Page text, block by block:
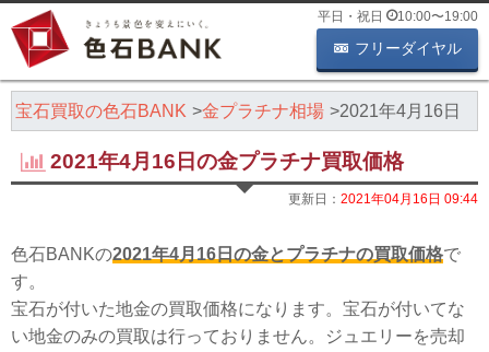
平日・祝日 10:00〜19:00
フリーダイヤル
宝石買取の色石BANK 金プラチナ相場 2021年4月16日
2021年4月16日の金プラチナ買取価格
更新日： 2021年04月16日 09:44
色石BANKの2021年4月16日の金とプラチナの買取価格で
す。
宝石が付いた地金の買取価格になります。宝石が付いてな
い地金のみの買取は行っておりません。ジュエリーを売却